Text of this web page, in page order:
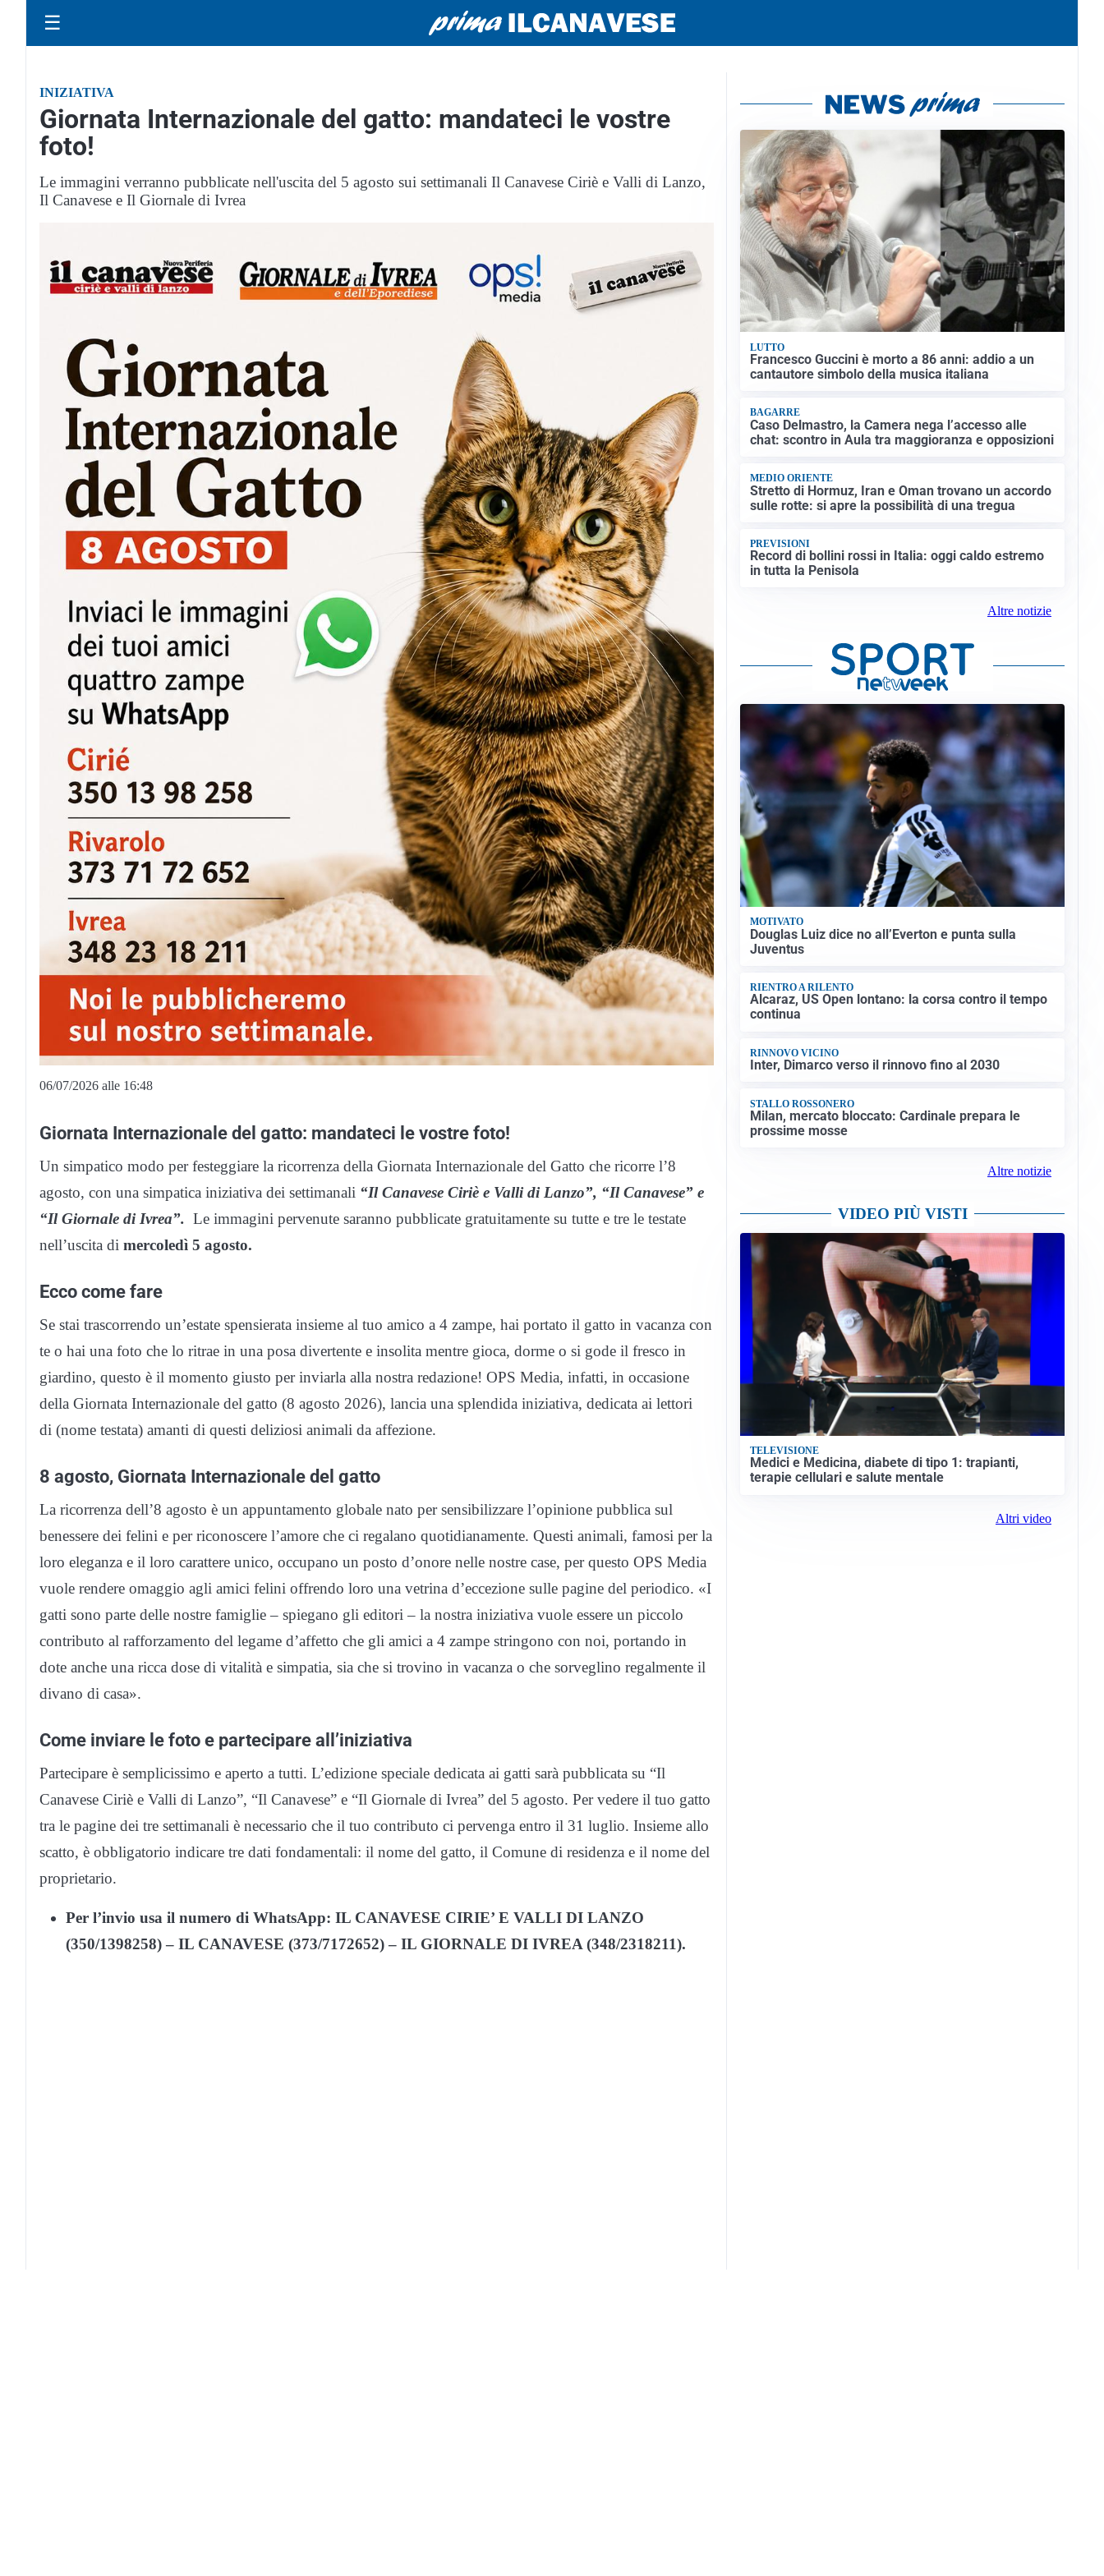
☰
INIZIATIVA
Giornata Internazionale del gatto: mandateci le vostre
foto!
Le immagini verranno pubblicate nell'uscita del 5 agosto sui settimanali Il Canavese Ciriè e Valli di Lanzo,
Il Canavese e Il Giornale di Ivrea
06/07/2026 alle 16:48
Giornata Internazionale del gatto: mandateci le vostre foto!
Un simpatico modo per festeggiare la ricorrenza della Giornata Internazionale del Gatto che ricorre l’8
agosto, con una simpatica iniziativa dei settimanali “Il Canavese Ciriè e Valli di Lanzo”, “Il Canavese” e
“Il Giornale di Ivrea”. Le immagini pervenute saranno pubblicate gratuitamente su tutte e tre le testate
nell’uscita di mercoledì 5 agosto.
Ecco come fare
Se stai trascorrendo un’estate spensierata insieme al tuo amico a 4 zampe, hai portato il gatto in vacanza con
te o hai una foto che lo ritrae in una posa divertente e insolita mentre gioca, dorme o si gode il fresco in
giardino, questo è il momento giusto per inviarla alla nostra redazione! OPS Media, infatti, in occasione
della Giornata Internazionale del gatto (8 agosto 2026), lancia una splendida iniziativa, dedicata ai lettori
di (nome testata) amanti di questi deliziosi animali da affezione.
8 agosto, Giornata Internazionale del gatto
La ricorrenza dell’8 agosto è un appuntamento globale nato per sensibilizzare l’opinione pubblica sul
benessere dei felini e per riconoscere l’amore che ci regalano quotidianamente. Questi animali, famosi per la
loro eleganza e il loro carattere unico, occupano un posto d’onore nelle nostre case, per questo OPS Media
vuole rendere omaggio agli amici felini offrendo loro una vetrina d’eccezione sulle pagine del periodico. «I
gatti sono parte delle nostre famiglie – spiegano gli editori – la nostra iniziativa vuole essere un piccolo
contributo al rafforzamento del legame d’affetto che gli amici a 4 zampe stringono con noi, portando in
dote anche una ricca dose di vitalità e simpatia, sia che si trovino in vacanza o che sorveglino regalmente il
divano di casa».
Come inviare le foto e partecipare all’iniziativa
Partecipare è semplicissimo e aperto a tutti. L’edizione speciale dedicata ai gatti sarà pubblicata su “Il
Canavese Ciriè e Valli di Lanzo”, “Il Canavese” e “Il Giornale di Ivrea” del 5 agosto. Per vedere il tuo gatto
tra le pagine dei tre settimanali è necessario che il tuo contributo ci pervenga entro il 31 luglio. Insieme allo
scatto, è obbligatorio indicare tre dati fondamentali: il nome del gatto, il Comune di residenza e il nome del
proprietario.
Per l’invio usa il numero di WhatsApp: IL CANAVESE CIRIE’ E VALLI DI LANZO
(350/1398258) – IL CANAVESE (373/7172652) – IL GIORNALE DI IVREA (348/2318211).
LUTTO
Francesco Guccini è morto a 86 anni: addio a un
cantautore simbolo della musica italiana
BAGARRE
Caso Delmastro, la Camera nega l’accesso alle
chat: scontro in Aula tra maggioranza e opposizioni
MEDIO ORIENTE
Stretto di Hormuz, Iran e Oman trovano un accordo
sulle rotte: si apre la possibilità di una tregua
PREVISIONI
Record di bollini rossi in Italia: oggi caldo estremo
in tutta la Penisola
Altre notizie
MOTIVATO
Douglas Luiz dice no all’Everton e punta sulla
Juventus
RIENTRO A RILENTO
Alcaraz, US Open lontano: la corsa contro il tempo
continua
RINNOVO VICINO
Inter, Dimarco verso il rinnovo fino al 2030
STALLO ROSSONERO
Milan, mercato bloccato: Cardinale prepara le
prossime mosse
Altre notizie
VIDEO PIÙ VISTI
TELEVISIONE
Medici e Medicina, diabete di tipo 1: trapianti,
terapie cellulari e salute mentale
Altri video